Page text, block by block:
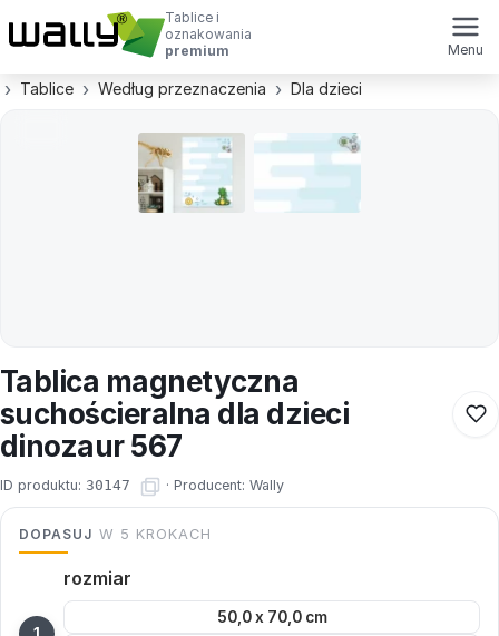
Tablice i
oznakowania
premium
Menu
Tablice Według przeznaczenia Dla dzieci
Tablica magnetyczna
suchościeralna dla dzieci
dinozaur 567
ID produktu: 30147 · Producent: Wally
DOPASUJ W 5 KROKACH
rozmiar
50,0 x 70,0 cm